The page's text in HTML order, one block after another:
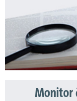
Monitor